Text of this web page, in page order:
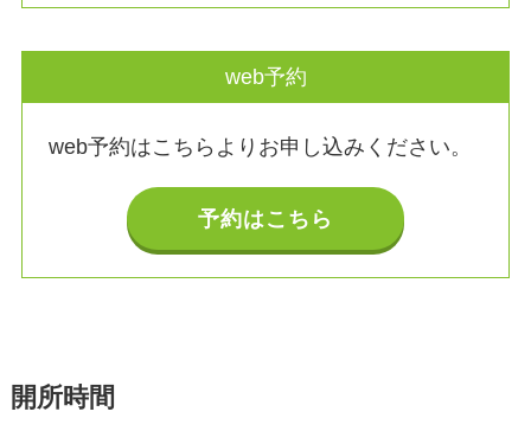
web予約
web予約はこちらよりお申し込みください。
予約はこちら
開所時間